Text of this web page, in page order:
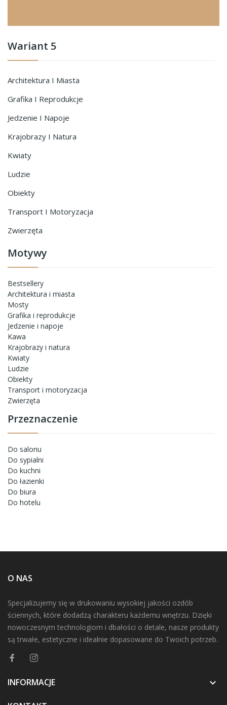
Wariant 5
Architektura I Miasta
Grafika I Reprodukcje
Jedzenie I Napoje
Krajobrazy I Natura
Kwiaty
Ludzie
Obiekty
Transport I Motoryzacja
Zwierzęta
Motywy
Bestsellery
Architektura i miasta
Mosty
Grafika i reprodukcje
Jedzenie i napoje
Kawa
Krajobrazy i natura
Kwiaty
Ludzie
Obiekty
Transport i motoryzacja
Zwierzęta
Przeznaczenie
Do salonu
Do sypialni
Do kuchni
Do łazienki
Do biura
Do hotelu
O NAS
Specjalizujemy się w drukowaniu wysokiej jakości ozdób
ściennych, które dodadzą charakteru każdemu wnętrzu. Dzięki
nowoczesnym technologiom i dbałości o detale, nasze produkty
są trwałe, estetyczne i idealnie dopasowane do Twoich potrzeb.
INFORMACJE 